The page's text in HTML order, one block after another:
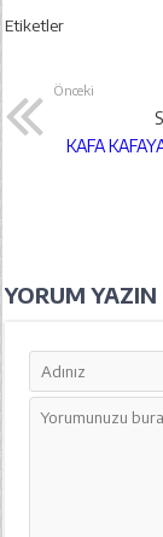
Etiketler
Önceki
KAFA
YORUM YAZIN